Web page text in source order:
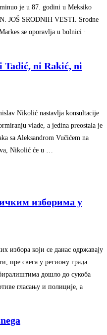
je u 87. godini u Meksiko
JOŠ SRODNIH VESTI. Srodne
se oporavlja u bolnici ·
Tadić, ni Rakić, ni
Nikolić nastavlja konsultacije
vlade, a jedina preostala je
sa Aleksandrom Vučićem na
Nikolić će u …
изборима у
избора коjи се данас одржаваjу
пре свега у региону града
дошло до сукоба
гласању и полициjе, а